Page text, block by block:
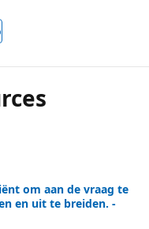
om aan de vraag te
en uit te breiden. -